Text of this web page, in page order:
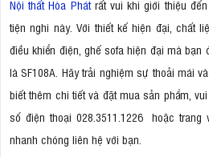
Nội thất Hòa Phátrất vui khi giới thiệu
tiện nghi này. Với thiết kế hiện đại, chất
điều khiển điện, ghế sofa hiện đại mà bạn
là SF108A. Hãy trải nghiệm sự thoải mái
biết thêm chi tiết và đặt mua sản phẩm,
số điện thoại 028.3511.1226 hoặc trang
nhanh chóng liên hệ với bạn.